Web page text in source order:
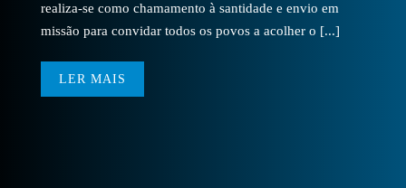
realiza-se como chamamento à santidade e envio em
missão para convidar todos os povos a acolher o [...]
LER MAIS